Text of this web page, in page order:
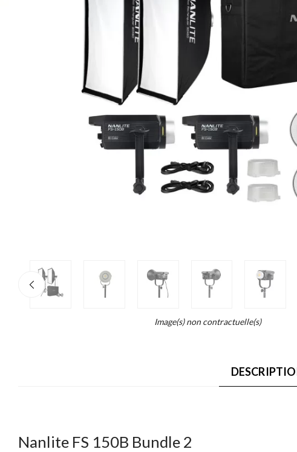
Image(s) non contractuelle(s)
Nanlite FS 150B Bundle 2